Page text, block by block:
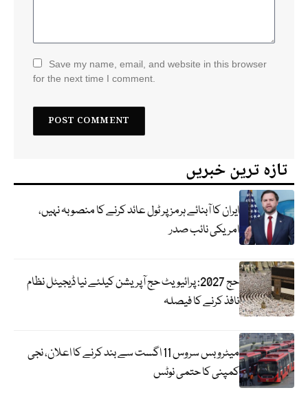
Save my name, email, and website in this browser
for the next time I comment.
تازہ ترین خبریں
ایران کا آبنائے ہرمز پر ٹول عائد کرنے کا منصوبہ نہیں،
امریکی نائب صدر
حج 2027: پرائیویٹ حج آپریشن کیلئے نیا ڈیجیٹل نظام
نافذ کرنے کا فیصلہ
میٹرو بس سروس 11 اگست سے بند کرنے کا اعلان، نجی
کمپنی کا حتمی نوٹس